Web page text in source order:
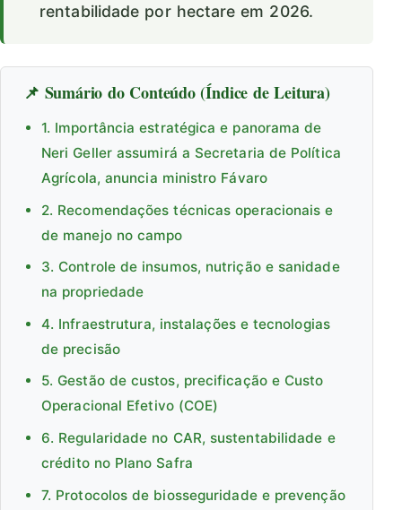
rentabilidade por hectare em 2026.
📌 Sumário do Conteúdo (Índice de Leitura)
1. Importância estratégica e panorama de
Neri Geller assumirá a Secretaria de Política
Agrícola, anuncia ministro Fávaro
2. Recomendações técnicas operacionais e
de manejo no campo
3. Controle de insumos, nutrição e sanidade
na propriedade
4. Infraestrutura, instalações e tecnologias
de precisão
5. Gestão de custos, precificação e Custo
Operacional Efetivo (COE)
6. Regularidade no CAR, sustentabilidade e
crédito no Plano Safra
7. Protocolos de biosseguridade e prevenção